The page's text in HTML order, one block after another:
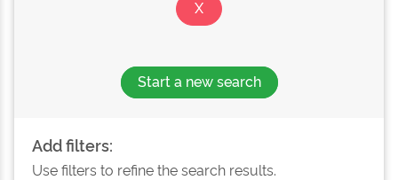
Start a new search
Add filters:
Use filters to refine the search results.